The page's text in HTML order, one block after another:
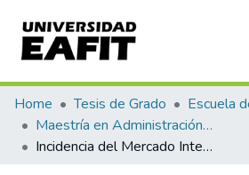
Communities & Collections
All of DSpace
Home Tesis de Grado
Maestría en Administración Financiera (tesis)
Incidencia del Mercado Integrado Latinoamericano (MILA) en cada una de las bolsas de valores que lo componen